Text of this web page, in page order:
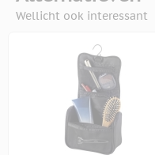
Wellicht ook interessant